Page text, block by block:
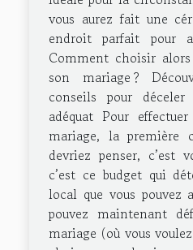
vous aurez fait une
endroit parfait pour
Comment choisir
son mariage ?
conseils pour
adéquat Pour
mariage, la première
devriez penser, c’est
c’est ce budget qui
local que vous pouvez
pouvez maintenant
mariage (où vous